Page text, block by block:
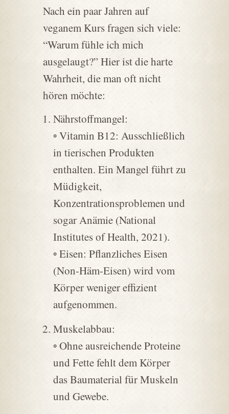
Nach ein paar Jahren auf
veganem Kurs fragen sich viele:
“Warum fühle ich mich
ausgelaugt?” Hier ist die harte
Wahrheit, die man oft nicht
hören möchte:
Nährstoffmangel:
◦ Vitamin B12: Ausschließlich
in tierischen Produkten
enthalten. Ein Mangel führt zu
Müdigkeit,
Konzentrationsproblemen und
sogar Anämie (National
Institutes of Health, 2021).
◦ Eisen: Pflanzliches Eisen
(Non-Häm-Eisen) wird vom
Körper weniger effizient
aufgenommen.
Muskelabbau:
◦ Ohne ausreichende Proteine
und Fette fehlt dem Körper
das Baumaterial für Muskeln
und Gewebe.